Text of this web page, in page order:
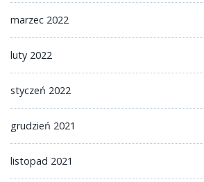
marzec 2022
luty 2022
styczeń 2022
grudzień 2021
listopad 2021